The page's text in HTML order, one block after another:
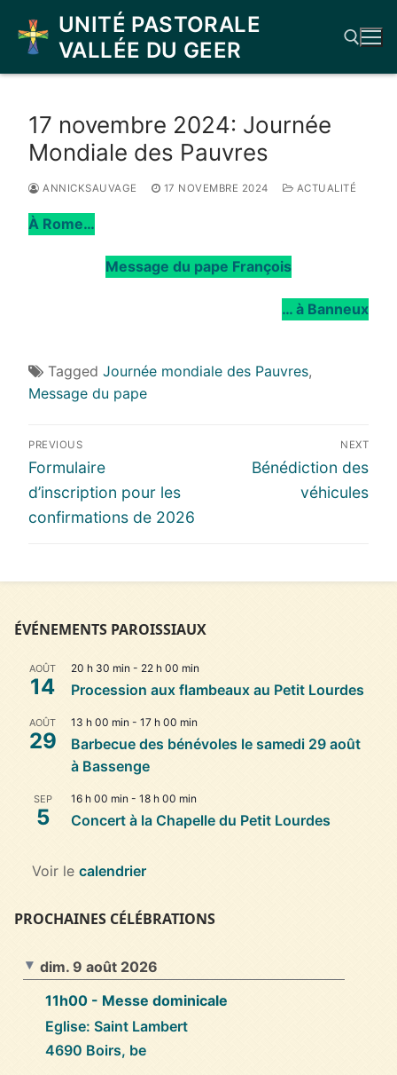
contenu
UNITÉ PASTORALE
VALLÉE DU GEER
17 novembre 2024: Journée
Mondiale des Pauvres
ANNICKSAUVAGE 17 NOVEMBRE 2024 ACTUALITÉ
À Rome…
Message du pape François
… à Banneux
Tagged Journée mondiale des Pauvres,
Message du pape
Navigation
de
l’article
PREVIOUS
Previous
post:
Formulaire
d’inscription pour les
confirmations de 2026
NEXT
Next
Bénédiction des
véhicules
ÉVÉNEMENTS PAROISSIAUX
AOÛT
14
20 h 30 min - 22 h 00 min
Procession aux flambeaux au Petit Lourdes
AOÛT
29
13 h 00 min - 17 h 00 min
Barbecue des bénévoles le samedi 29 août
à Bassenge
SEP
5
16 h 00 min - 18 h 00 min
Concert à la Chapelle du Petit Lourdes
Voir le calendrier
PROCHAINES CÉLÉBRATIONS
dim. 9 août 2026
11h00 - Messe dominicale
Eglise: Saint Lambert
4690 Boirs, be